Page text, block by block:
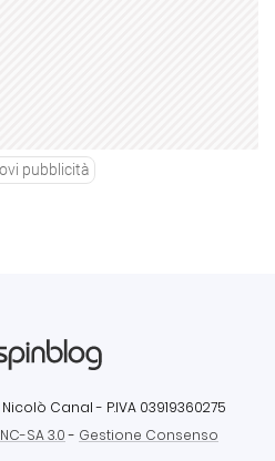
pubblicità
Nicolò Canal - P.IVA 03919360275
SA 3.0- Gestione Consenso